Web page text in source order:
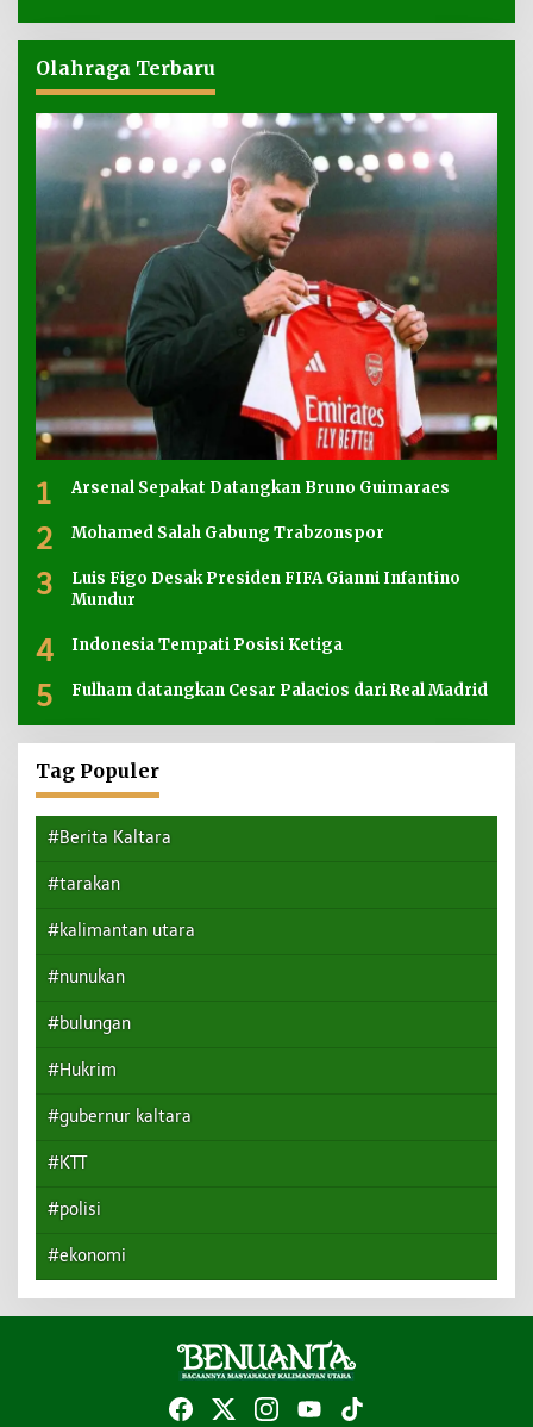
Olahraga Terbaru
1 Arsenal Sepakat Datangkan Bruno Guimaraes
2 Mohamed Salah Gabung Trabzonspor
3
Luis Figo Desak Presiden FIFA Gianni Infantino
Mundur
4 Indonesia Tempati Posisi Ketiga
5 Fulham datangkan Cesar Palacios dari Real Madrid
Tag Populer
#Berita Kaltara
#tarakan
#kalimantan utara
#nunukan
#bulungan
#Hukrim
#gubernur kaltara
#KTT
#polisi
#ekonomi